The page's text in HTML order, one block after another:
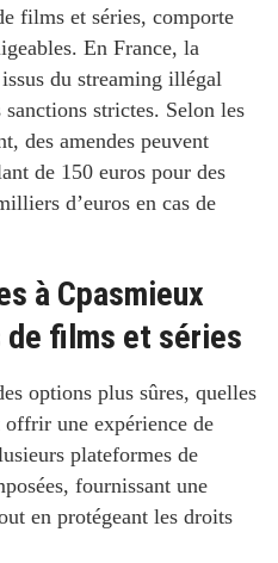
films et séries, comporte
En France, la
du streaming illégal
strictes. Selon les
des amendes peuvent
de 150 euros pour des
d’euros en cas de
à Cpasmieux
de films et séries
options plus sûres, quelles
une expérience de
plateformes de
fournissant une
en protégeant les droits